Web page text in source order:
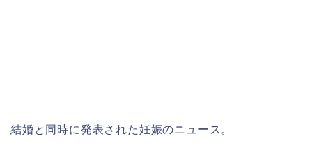
結婚と同時に発表された妊娠のニュース。